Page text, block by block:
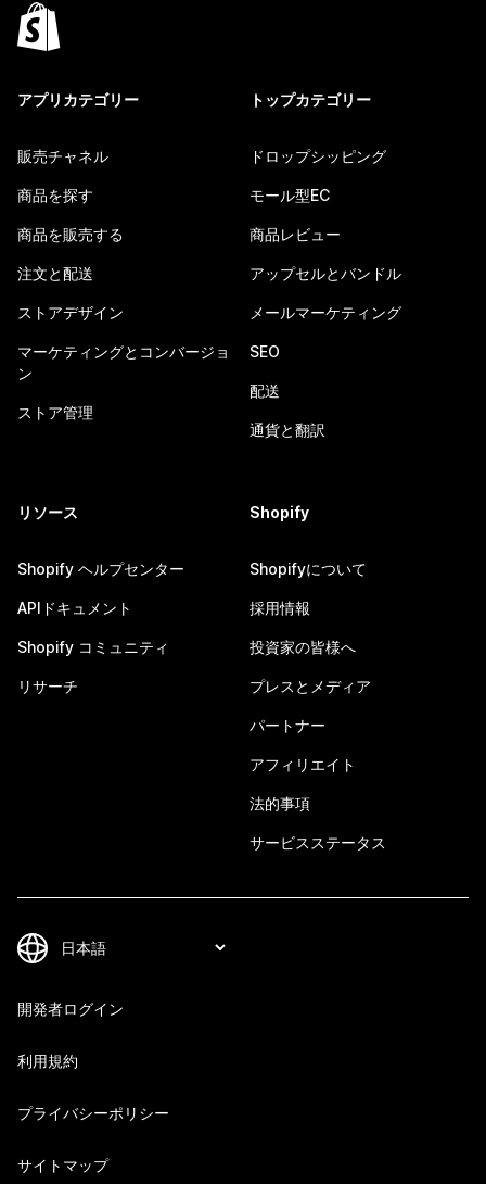
アプリカテゴリー
販売チャネル
商品を探す
商品を販売する
注文と配送
ストアデザイン
マーケティングとコンバージョ
ン
ストア管理
トップカテゴリー
ドロップシッピング
モール型EC
商品レビュー
アップセルとバンドル
メールマーケティング
SEO
配送
通貨と翻訳
リソース
Shopify ヘルプセンター
APIドキュメント
Shopify コミュニティ
リサーチ
Shopify
Shopifyについて
採用情報
投資家の皆様へ
プレスとメディア
パートナー
アフィリエイト
法的事項
サービスステータス
開発者ログイン
利用規約
プライバシーポリシー
サイトマップ